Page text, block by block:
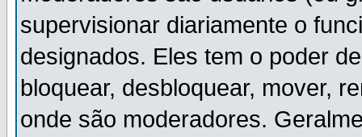
supervisionar diariamente o
designados. Eles tem o poder
bloquear, desbloquear, mover,
onde são moderadores.